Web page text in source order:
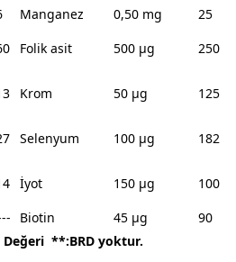
Manganez 0,50 mg
25
Folik asit 500 µg
250
Krom 50 µg
125
Selenyum 100 µg
182
İyot 150 µg
100
Biotin 45 µg
90
Değeri **:BRD yoktur.